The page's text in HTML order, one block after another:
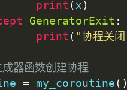
print (x)
GeneratorExit :
print ( "协程关
器函数创建协程
= my_coroutine()